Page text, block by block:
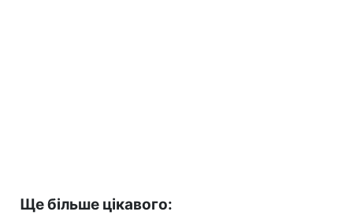
Ще більше цікавого: